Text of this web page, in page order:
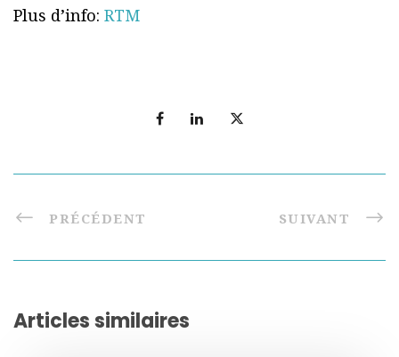
Plus d’info: RTM
PRÉCÉDENT SUIVANT
Articles similaires